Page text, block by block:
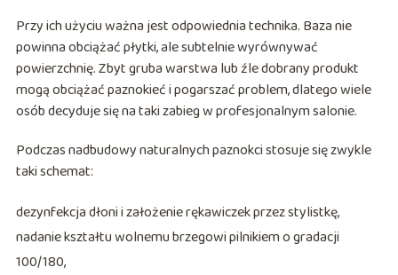
Przy ich użyciu ważna jest odpowiednia technika. Baza nie
powinna obciążać płytki, ale subtelnie wyrównywać
powierzchnię. Zbyt gruba warstwa lub źle dobrany produkt
mogą obciążać paznokieć i pogarszać problem, dlatego wiele
osób decyduje się na taki zabieg w profesjonalnym salonie.
Podczas nadbudowy naturalnych paznokci stosuje się zwykle
taki schemat:
dezynfekcja dłoni i założenie rękawiczek przez stylistkę,
nadanie kształtu wolnemu brzegowi pilnikiem o gradacji
100/180,